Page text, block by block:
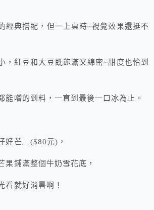
經典搭配，但一上桌時~視覺效果還挺不
，紅豆和大豆既飽滿又綿密~甜度也恰到
能嚐的到料，一直到最後一口冰為止。
好芒』($80元)，
果鋪滿整個牛奶雪花底，
看就好消暑啊！